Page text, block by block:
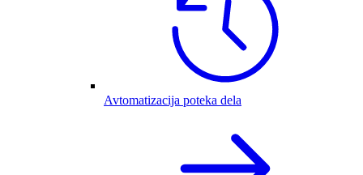
Avtomatizacija poteka dela